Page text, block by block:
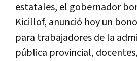
estatales, el gobernador
Kicillof, anunció hoy un
para trabajadores de la
pública provincial,